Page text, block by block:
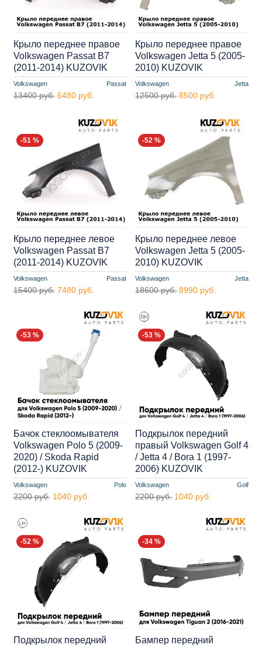
Volkswagen Passat
Крыло переднее правое
Volkswagen Passat B7
(2011-2014) KUZOVIK
13400 руб. 6480 руб.
Volkswagen Jetta
Крыло переднее правое
Volkswagen Jetta 5 (2005-
2010) KUZOVIK
12500 руб. 8500 руб.
-51 %
Volkswagen Passat
Крыло переднее левое
Volkswagen Passat B7
(2011-2014) KUZOVIK
15400 руб. 7480 руб.
-52 %
Volkswagen Jetta
Крыло переднее левое
Volkswagen Jetta 5 (2005-
2010) KUZOVIK
18600 руб. 8990 руб.
-53 %
Volkswagen Polo
Бачок стеклоомывателя
Volkswagen Polo 5 (2009-
2020) / Skoda Rapid
(2012-) KUZOVIK
2200 руб. 1040 руб.
-53 %
Volkswagen Golf
Подкрылок передний
правый Volkswagen Golf 4
/ Jetta 4 / Bora 1 (1997-
2006) KUZOVIK
2200 руб. 1040 руб.
-52 %
Подкрылок передний
-34 %
Бампер передний